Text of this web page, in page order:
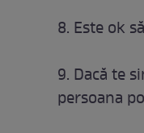
8. Este ok
9. Dacă te
persoana